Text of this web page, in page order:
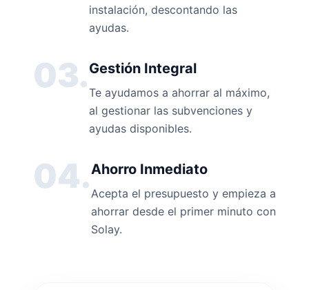
instalación, descontando las
ayudas.
03.Gestión Integral
Te ayudamos a ahorrar al máximo,
al gestionar las subvenciones y
ayudas disponibles.
04.Ahorro Inmediato
Acepta el presupuesto y empieza a
ahorrar desde el primer minuto con
Solay.